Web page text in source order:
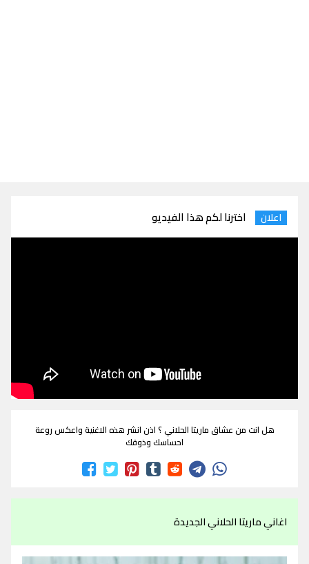
اعلان اخترنا لكم هذا الفيديو
هل انت من عشاق ماريتا الحلاني ؟ اذن انشر هذه الاغنية واعكس روعة
احساسك وذوقك
اغاني ماريتا الحلاني الجديدة